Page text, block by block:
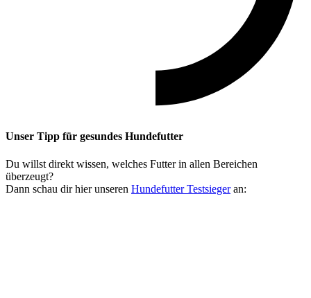
Unser Tipp für gesundes Hundefutter
Du willst direkt wissen, welches Futter in allen Bereichen
überzeugt?
Dann schau dir hier unseren Hundefutter Testsiegeran: